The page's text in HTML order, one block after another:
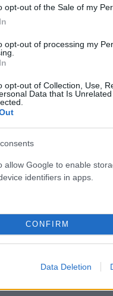
opt-out of the Sale of my
opt-out of processing my
opt-out of Collection, Use,
Data that Is
allow Google to enable
identifiers in apps.
CONFIRM
Data Deletion
1 Ολυμπιακός
στην παρουσίαση του
κόσμου στο γήπεδο